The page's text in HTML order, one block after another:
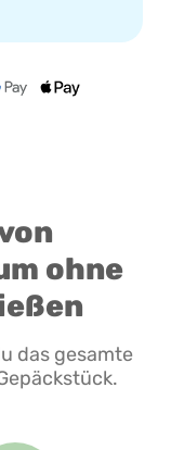
ohne
das gesamte